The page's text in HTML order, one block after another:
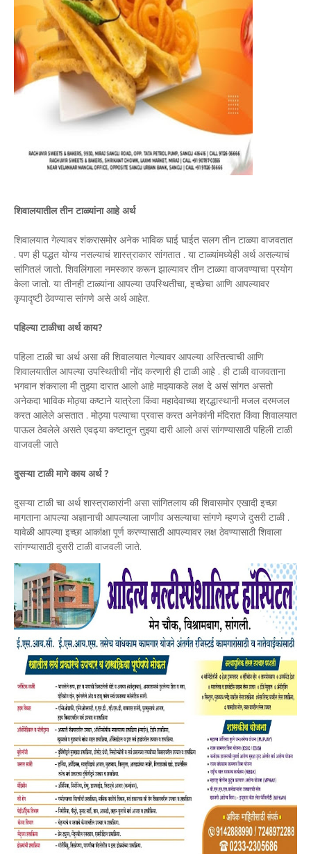
शिवालयातील तीन टाळ्यांना आहे अर्थ
शिवालयात गेल्यावर शंकरासमोर अनेक भाविक घाई घाईत सलग तीन टाळ्या वाजवतात
. पण ही पद्धत योग्य नसल्याचं शास्त्राकार सांगतात . या टाळ्यांमध्येही अर्थ असल्याचं
सांगितलं जातो. शिवलिंगाला नमस्कार करून झाल्यावर तीन टाळ्या वाजवण्याचा प्रयोग
केला जातो. या तीनही टाळ्यांना आपल्या उपस्थितीचा, इच्छेचा आणि आपल्यावर
कृपादृष्टी ठेवण्यास सांगणे असे अर्थ आहेत.
पहिल्या टाळीचा अर्थ काय?
पहिला टाळी चा अर्थ असा की शिवालयात गेल्यावर आपल्या अस्तित्वाची आणि
शिवालयातील आपल्या उपस्थितीची नोंद करणारी ही टाळी आहे . ही टाळी वाजवताना
भगवान शंकराला मी तुझ्या दारात आलो आहे माझ्याकडे लक्ष दे असं सांगत असतो
अनेकदा भाविक मोठ्या कष्टाने यात्रेला किंवा महादेवाच्या श्रद्धास्थानी मजल दरमजल
करत आलेले असतात . मोठ्या पल्याचा प्रवास करत अनेकांनी मंदिरात किंवा शिवालयात
पाऊल ठेवलेले असते एवढ्या कष्टातून तुझ्या दारी आलो असं सांगण्यासाठी पहिली टाळी
वाजवली जाते
दुसऱ्या टाळी मागे काय अर्थ ?
दुसऱ्या टाळी चा अर्थ शास्त्राकारांनी असा सांगितलाय की शिवासमोर एखादी इच्छा
मागताना आपल्या अज्ञानाची आपल्याला जाणीव असल्याचा सांगणे म्हणजे दुसरी टाळी .
यावेळी आपल्या इच्छा आकांक्षा पूर्ण करण्यासाठी आपल्यावर लक्ष ठेवण्यासाठी शिवाला
सांगण्यासाठी दुसरी टाळी वाजवली जाते.